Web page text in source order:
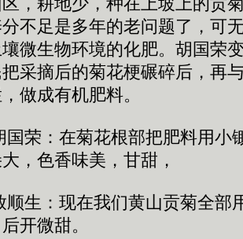
不足是多年的老问题了，可
微生物环境的化肥。胡国荣
采摘后的菊花梗碾碎后，再
做成有机肥料。
：在菊花根部把肥料用小
，色香味美，甘甜，
：现在我们黄山贡菊全部
开微甜。